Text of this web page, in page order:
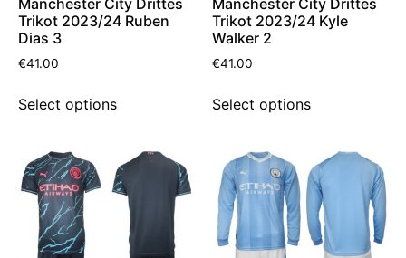
Trikot 2023/24 Ruben
Dias 3
€41.00
Select options
Trikot 2023/24 Kyle
Walker 2
€41.00
Select options